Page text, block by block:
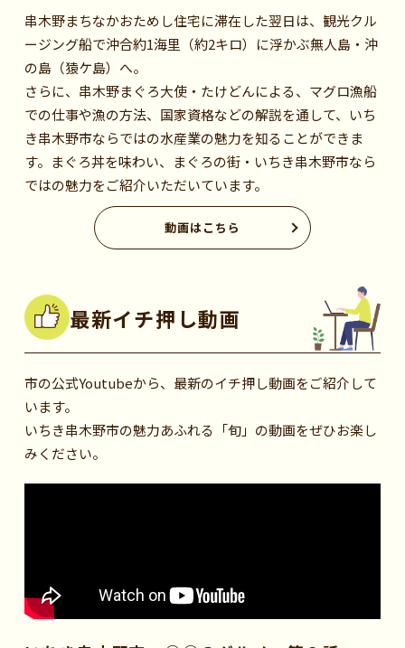
串木野まちなかおためし住宅に滞在した翌日は、観光クル
ージング船で沖合約1海里（約2キロ）に浮かぶ無人島・沖
の島（猿ケ島）へ。
さらに、串木野まぐろ大使・たけどんによる、マグロ漁船
での仕事や漁の方法、国家資格などの解説を通して、いち
き串木野市ならではの水産業の魅力を知ることができま
す。まぐろ丼を味わい、まぐろの街・いちき串木野市なら
ではの魅力をご紹介いただいています。
動画はこちら
最新イチ押し動画
市の公式Youtubeから、最新のイチ押し動画をご紹介して
います。
いちき串木野市の魅力あふれる「旬」の動画をぜひお楽し
みください。